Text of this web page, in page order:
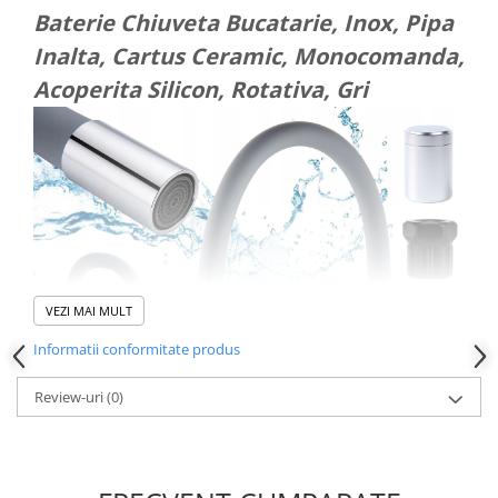
Dispozitive si Accesorii medicale
de uz casnic
Epilatoare
Irigatoare Bucale
Perii de par electrice
Uscatoare de par
Ingrijire tesaturi
Produse Mercerie
Jucarii Creative
Lampi de Veghe Copii
Seturi Pictura si Desen
Vehicule si jucarii cu telecomanda
Baterie Chiuveta Bucatarie, Inox, Pipa
Inalta, Cartus Ceramic, Monocomanda,
Acoperita Silicon, Rotativa, Gri
VEZI MAI MULT
Informatii conformitate produs
Review-uri(0)